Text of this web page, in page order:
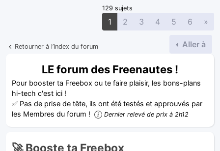
129 sujets
1 2 3 4 5 6 »
Retourner à l’index du forum Aller à
LE forum des Freenautes !
Pour booster ta Freebox ou te faire plaisir, les bons-plans
hi-tech c'est ici !
✅ Pas de prise de tête, ils ont été testés et approuvés par
les Membres du forum !
Dernier relevé de prix à 2h12
🚀 Booste ta Freebox